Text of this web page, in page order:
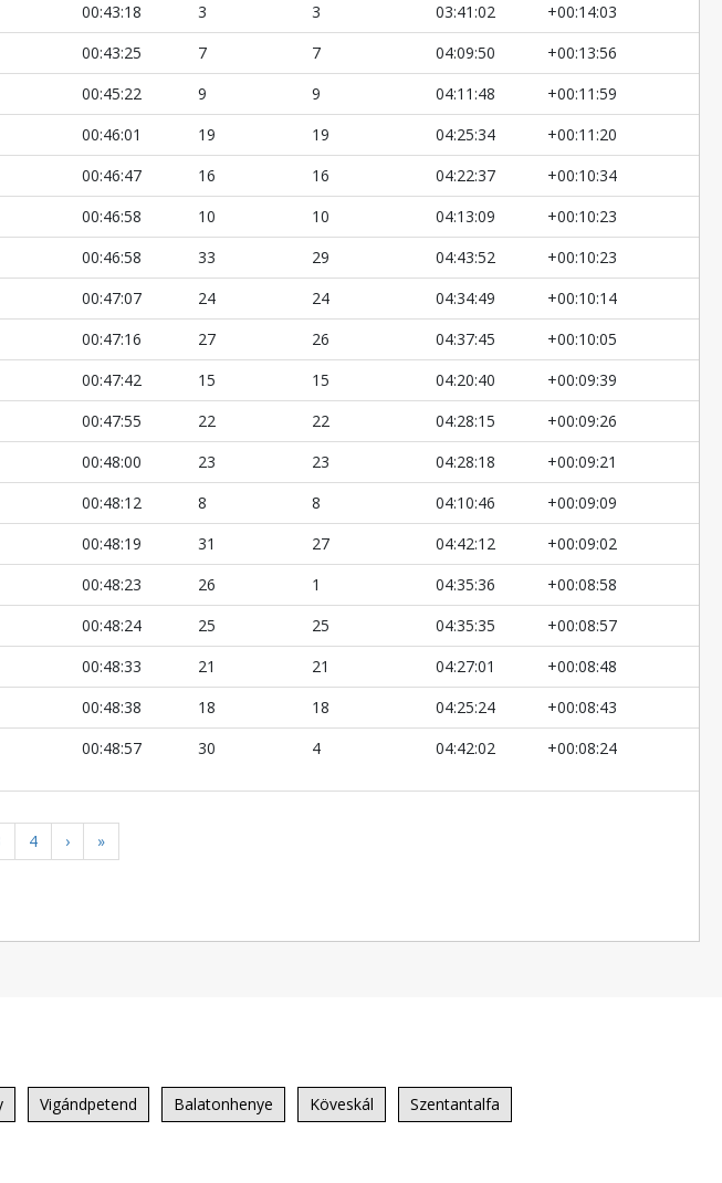
00:43:18 3 3 03:41:02
+00:14:03
00:43:25 7 7 04:09:50
+00:13:56
00:45:22 9 9 04:11:48
+00:11:59
00:46:01 19 19 04:25:34
+00:11:20
00:46:47 16 16 04:22:37
+00:10:34
00:46:58 10 10 04:13:09
+00:10:23
00:46:58 33 29 04:43:52
+00:10:23
00:47:07 24 24 04:34:49
+00:10:14
00:47:16 27 26 04:37:45
+00:10:05
00:47:42 15 15 04:20:40
+00:09:39
00:47:55 22 22 04:28:15
+00:09:26
00:48:00 23 23 04:28:18
+00:09:21
00:48:12 8 8 04:10:46
+00:09:09
00:48:19 31 27 04:42:12
+00:09:02
00:48:23 26 1 04:35:36
+00:08:58
00:48:24 25 25 04:35:35
+00:08:57
00:48:33 21 21 04:27:01
+00:08:48
00:48:38 18 18 04:25:24
+00:08:43
00:48:57 30 4 04:42:02 +00:08:24
4 › »
Vigándpetend Balatonhenye Köveskál Szentantalfa